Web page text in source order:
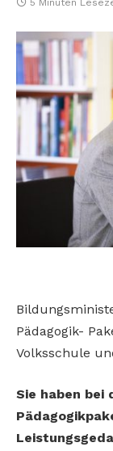
5 Minuten
Pädagogik-
Volksschule
Sie haben bei